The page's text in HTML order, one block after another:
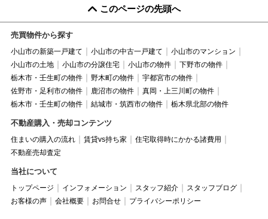
このページの先頭へ
売買物件から探す
小山市の新築一戸建て 小山市の中古一戸建て
小山市のマンション
小山市の土地
小山市の分譲住宅 小山市の物件
下野市の物件
栃木市・壬生町の物件
野木町の物件
宇都宮市の物件
佐野市・足利市の物件
鹿沼市の物件
真岡・上三川町の物件
栃木市・壬生町の物件
結城市・筑西市の物件 栃木県北部の物件
不動産購入・売却コンテンツ
住まいの購入の流れ 賃貸vs持ち家
住宅取得時にかかる諸費用
不動産売却査定
当社について
トップページ インフォメーション スタッフ紹介
スタッフブログ
お客様の声
会社概要 お問合せ プライバシーポリシー